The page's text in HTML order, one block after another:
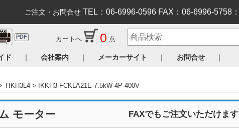
ご注文・お問合せ TEL：06-6996-0596 FAX：06-6996-5758：
ド ｜ 会社案内 ｜ メーカーサイト ｜ お問合せ ｜
PDF カートへ 0 点
TIKH3L4 IKKH3-FCKLA21E-7.5kW-4P-400V
モーター FAXでもご注文いただけます